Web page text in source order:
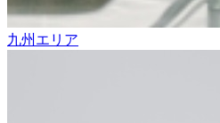
九州エリア